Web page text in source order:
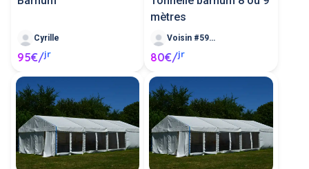
Cyrille
95€/jr
mètres
Voisin #590877
80€/jr